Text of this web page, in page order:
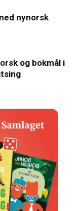
nynorsk
og bokmål i